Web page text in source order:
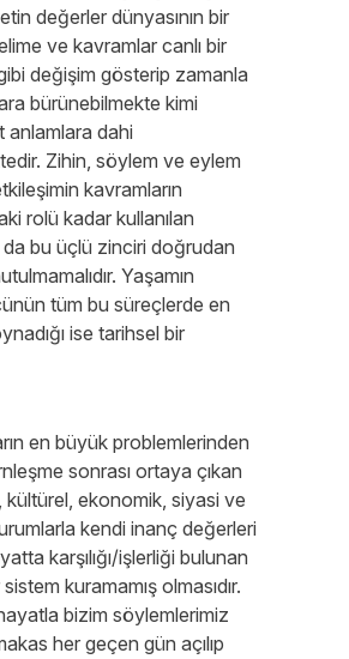
değerler dünyasının bir
ve kavramlar canlı bir
değişim gösterip zamanla
bürünebilmekte kimi
anlamlara dahi
Zihin, söylem ve eylem
kavramların
rolü kadar kullanılan
da bu üçlü zinciri doğrudan
Yaşamın
tüm bu süreçlerde en
ise tarihsel bir
en büyük problemlerinden
sonrası ortaya çıkan
ekonomik, siyasi ve
kendi inanç değerleri
karşılığı/işlerliği bulunan
kuramamış olmasıdır.
bizim söylemlerimiz
her geçen gün açılıp